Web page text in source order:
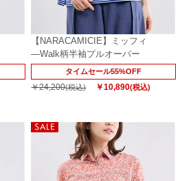
【NARACAMICIE】ミッフィ
―Walk柄半袖プルオーバー
タイムセール55%OFF
￥24,200(税込) ￥10,890(税込)